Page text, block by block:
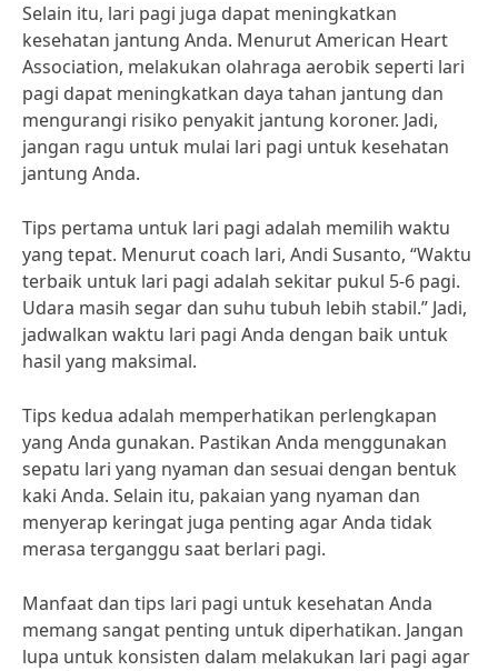
Selain itu, lari pagi juga dapat meningkatkan
kesehatan jantung Anda. Menurut American Heart
Association, melakukan olahraga aerobik seperti lari
pagi dapat meningkatkan daya tahan jantung dan
mengurangi risiko penyakit jantung koroner. Jadi,
jangan ragu untuk mulai lari pagi untuk kesehatan
jantung Anda.
Tips pertama untuk lari pagi adalah memilih waktu
yang tepat. Menurut coach lari, Andi Susanto, “Waktu
terbaik untuk lari pagi adalah sekitar pukul 5-6 pagi.
Udara masih segar dan suhu tubuh lebih stabil.” Jadi,
jadwalkan waktu lari pagi Anda dengan baik untuk
hasil yang maksimal.
Tips kedua adalah memperhatikan perlengkapan
yang Anda gunakan. Pastikan Anda menggunakan
sepatu lari yang nyaman dan sesuai dengan bentuk
kaki Anda. Selain itu, pakaian yang nyaman dan
menyerap keringat juga penting agar Anda tidak
merasa terganggu saat berlari pagi.
Manfaat dan tips lari pagi untuk kesehatan Anda
memang sangat penting untuk diperhatikan. Jangan
lupa untuk konsisten dalam melakukan lari pagi agar